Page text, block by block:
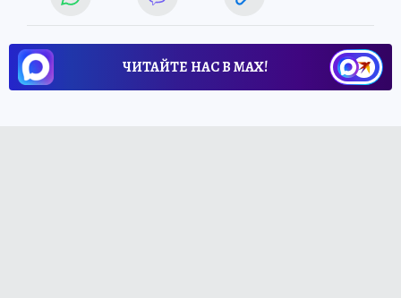
ЧИТАЙТЕ НАС В МАХ!